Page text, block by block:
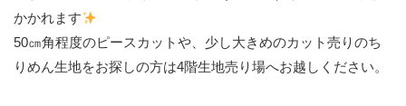
かかれます
50㎝角程度のピースカットや、少し大きめのカット売りのち
りめん生地をお探しの方は4階生地売り場へお越しください。